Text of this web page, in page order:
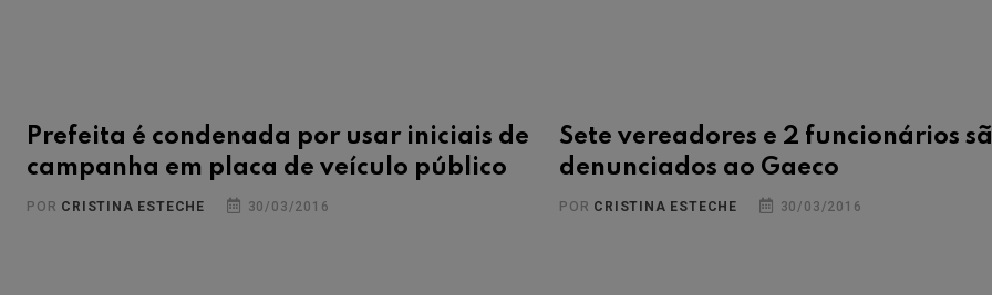
Prefeita é condenada por usar iniciais de
campanha em placa de veículo público
POR CRISTINA ESTECHE 30/03/2016
Sete vereadores e 2 funcionários
denunciados ao Gaeco
POR CRISTINA ESTECHE 30/03/2016